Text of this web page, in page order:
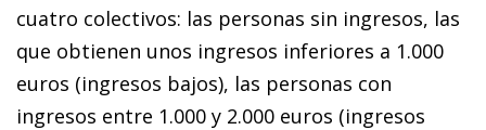
cuatro colectivos: las personas sin ingresos, las
que obtienen unos ingresos inferiores a 1.000
euros (ingresos bajos), las personas con
ingresos entre 1.000 y 2.000 euros (ingresos